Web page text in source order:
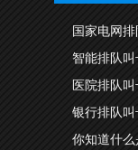
国家电网
智能排队
医院排队
银行排队
你知道什